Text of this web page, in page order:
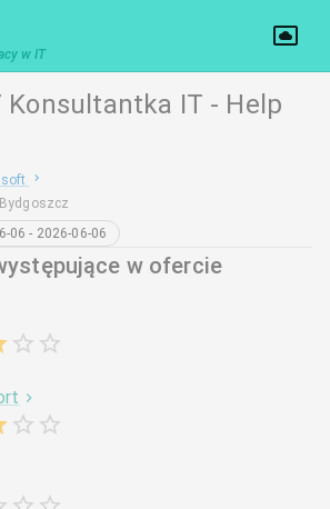
w IT
IT - Help
Bydgoszcz
06 - 2026-06-06
w ofercie